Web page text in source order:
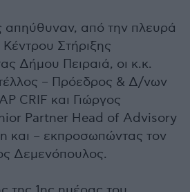
απηύθυναν, από την πλευρά
Στήριξης
Δήμου Πειραιά, οι κ.κ.
– Πρόεδρος & Δ/νων
CRIF και Γιώργος
Partner Head of Advisory
και – εκπροσωπώντας τον
Δεμενόπουλος.